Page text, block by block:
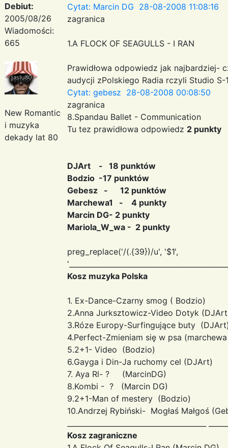
Debiut:
2005/08/26
Wiadomości:
665
New Romantic
i muzyka
dekady lat 80
Cytat: Marcin DG 28-08-2008 11:08:16
zagranica
1.A FLOCK OF SEAGULLS - I RAN
Prawidłowa odpowiedz jak
audycji zPolskiego Radia rczyli Studio
Cytat: gebesz 28-08-2008 00:08:50
zagranica
8.Spandau Ballet - Communication
Tu tez prawidłowa odpowiedz 2 punkty
DJArt - 18 punktów
Bodzio -17 punktów
Gebesz - 12 punktów
Marchewa1 - 4 punkty
Marcin DG- 2 punkty
Mariola_W_wa - 2 punkty
preg_replace('/(.{39})/u', '$1',
Kosz muzyka Polska
1. Ex-Dance-Czarny smog ( Bodzio)
2.Anna Jurksztowicz-Video Dotyk
3.Róze Europy-Surfingujące buty
4.Perfect-Zmieniam się w psa (marchewa
5.2+1- Video (Bodzio)
6.Gayga i Din-Ja ruchomy cel (DJArt)
7. Aya Rl- ? (MarcinDG)
8.Kombi - ? (Marcin DG)
9.2+1-Man of mestery (Bodzio)
10.Andrzej Rybiński- Mogłaś Małgoś
Kosz zagraniczne